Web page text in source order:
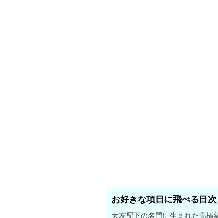
お好きな項目に飛べる目次
大友配下の名門に生まれた高橋